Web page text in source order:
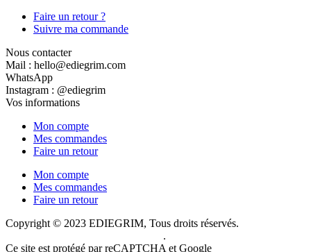
Faire un retour ?
Suivre ma commande
Nous contacter
Mail : hello@ediegrim.com
WhatsApp
Instagram : @ediegrim
Vos informations
Mon compte
Mes commandes
Faire un retour
Mon compte
Mes commandes
Faire un retour
Copyright © 2023 EDIEGRIM, Tous droits réservés.
.
Ce site est protégé par reCAPTCHA et Google